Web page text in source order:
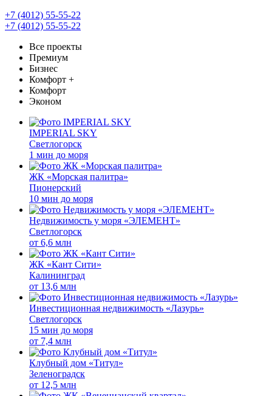
+7 (4012) 55-55-22
+7 (4012) 55-55-22
Все проекты
Премиум
Бизнес
Комфорт +
Комфорт
Эконом
IMPERIAL SKY
Светлогорск
1 мин до моря
ЖК «Морская палитра»
Пионерский
10 мин до моря
Недвижимость у моря «ЭЛЕМЕНТ»
Светлогорск
от 6,6 млн
ЖК «Кант Сити»
Калининград
от 13,6 млн
Инвестиционная недвижимость «Лазурь»
Светлогорск
15 мин до моря
от 7,4 млн
Клубный дом «Титул»
Зеленоградск
от 12,5 млн